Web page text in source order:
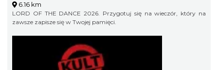
6.16 km
LORD OF THE DANCE 2026. Przygotuj się na wieczór, który na
zawsze zapisze się w Twojej pamięci.